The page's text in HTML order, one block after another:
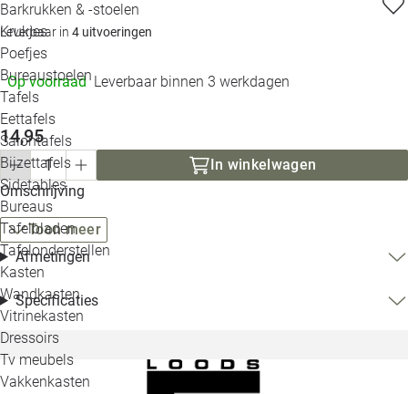
Barkrukken & -stoelen
Krukjes
Poefjes
Bureaustoelen
Tafels
Eettafels
Salontafels
Bijzettafels
Sidetables
Bureaus
Tafelbladen
Tafelonderstellen
Kasten
Wandkasten
Vitrinekasten
Dressoirs
Tv meubels
Vakkenkasten
Leverbaar in 4 uitvoeringen
Op voorraad Leverbaar binnen 3 werkdagen
14,95
In winkelwagen
Omschrijving
Toon meer
Afmetingen
Specificaties